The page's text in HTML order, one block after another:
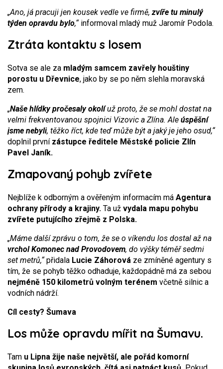
„Ano, já pracuji jen kousek vedle ve firmě,zvíře tu minulý
týden opravdu bylo,“informoval mladý muž Jaromír Podola.
Ztráta kontaktu s losem
Sotva se ale za mladým samcem zavřely houštiny
porostu u Dřevnice, jako by se po něm slehla moravská
zem.
„Naše hlídky pročesaly okolíuž proto, že se mohl dostat na
velmi frekventovanou spojnici Vizovic a Zlína. Ale úspěšní
jsme nebyli, těžko říct, kde teď může být a jaký je jeho osud,“
doplnil první zástupce ředitele Městské policie Zlín
Pavel Janík.
Zmapovaný pohyb zvířete
Nejblíže k odborným a ověřeným informacím má Agentura
ochrany přírody a krajiny. Ta už vydala mapu pohybu
zvířete putujícího zřejmě z Polska.
„Máme další zprávu o tom, že se o víkendu los dostal až na
vrchol Komonec nad Provodovem, do výšky téměř sedmi
set metrů,“přidala Lucie Záhorová ze zmíněné agentury s
tím, že se pohyb těžko odhaduje, každopádně má za sebou
nejméně 150 kilometrů volným terénem včetně silnic a
vodních nádrží.
Cíl cesty? Šumava
Los může opravdu mířit na Šumavu.
Tam u Lipna žije naše největší, ale pořád komorní